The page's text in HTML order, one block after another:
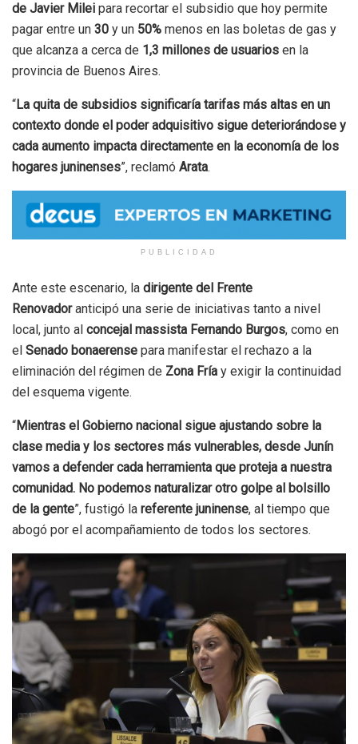
de Javier Milei para recortar el subsidio que hoy permite
pagar entre un 30 y un 50% menos en las boletas de gas y
que alcanza a cerca de 1,3 millones de usuarios en la
provincia de Buenos Aires.
“La quita de subsidios significaría tarifas más altas en un
contexto donde el poder adquisitivo sigue deteriorándose y
cada aumento impacta directamente en la economía de los
hogares juninenses”, reclamó Arata.
PUBLICIDAD
Ante este escenario, la dirigente del Frente
Renovadoranticipó una serie de iniciativas tanto a nivel
local, junto al concejal massista Fernando Burgos, como en
el Senado bonaerense para manifestar el rechazo a la
eliminación del régimen de Zona Fría y exigir la continuidad
del esquema vigente.
“Mientras el Gobierno nacional sigue ajustando sobre la
clase media y los sectores más vulnerables, desde Junín
vamos a defender cada herramienta que proteja a nuestra
comunidad. No podemos naturalizar otro golpe al bolsillo
de la gente”, fustigó la referente juninense, al tiempo que
abogó por el acompañamiento de todos los sectores.